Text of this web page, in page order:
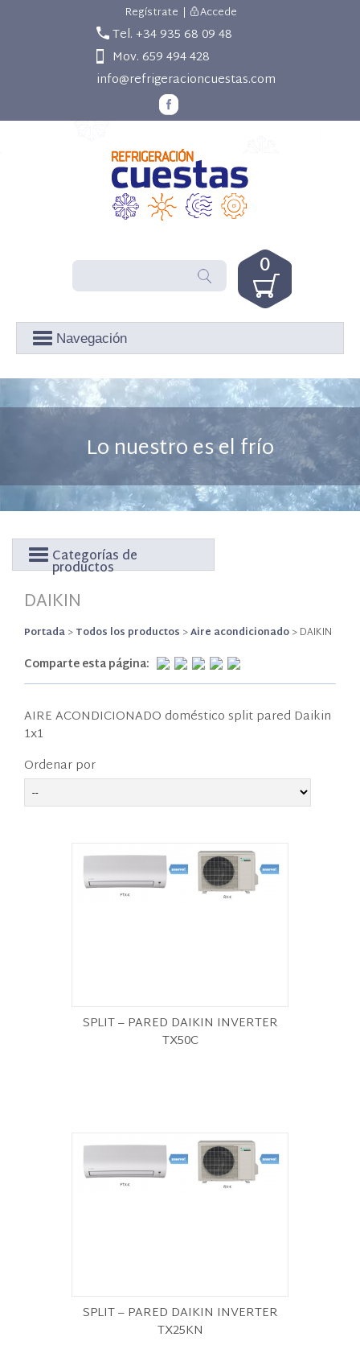
Regístrate | Accede
Tel. +34 935 68 09 48
Mov. 659 494 428
info@refrigeracioncuestas.com
Navegación
0
Lo nuestro es el frío
Categorías de
productos
DAIKIN
Portada>Todos los productos >Aire acondicionado>DAIKIN
Comparte esta página:
AIRE ACONDICIONADO doméstico split pared Daikin
1x1
Ordenar por
SPLIT – PARED DAIKIN INVERTER
TX50C
SPLIT – PARED DAIKIN INVERTER
TX25KN